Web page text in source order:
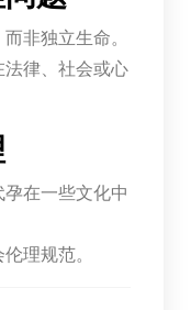
非独立生命。
律、社会或心
在一些文化中
理规范。